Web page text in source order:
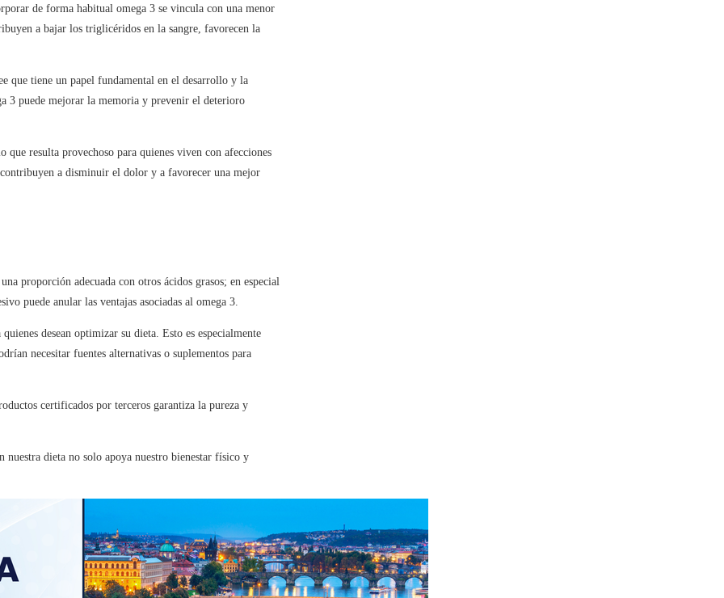
de forma habitual omega 3 se vincula con una menor
a bajar los triglicéridos en la sangre, favorecen la
que tiene un papel fundamental en el desarrollo y la
3 puede mejorar la memoria y prevenir el deterioro
que resulta provechoso para quienes viven con afecciones
a disminuir el dolor y a favorecer una mejor
proporción adecuada con otros ácidos grasos; en especial
puede anular las ventajas asociadas al omega 3.
desean optimizar su dieta. Esto es especialmente
necesitar fuentes alternativas o suplementos para
certificados por terceros garantiza la pureza y
nuestra dieta no solo apoya nuestro bienestar físico y